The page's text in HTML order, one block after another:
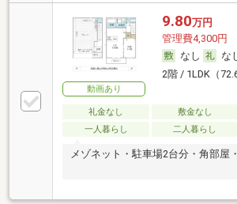
動画あり
9.80万円
管理費4,300円
なし
な
2階 / 1LDK（
礼金なし 敷金なし
一人暮らし
二人暮らし
メゾネット・駐車場2台分・角部屋